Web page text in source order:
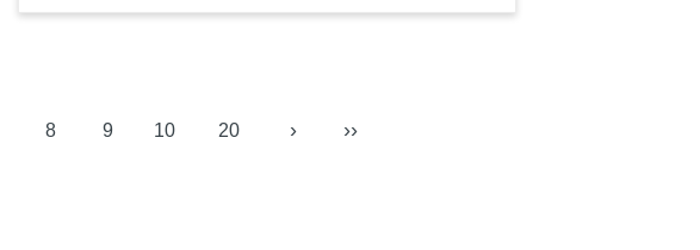
8 9 10 20 › ››